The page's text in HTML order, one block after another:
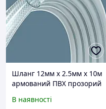
Шланг 12мм х 2.5мм х 10м
армований ПВХ прозорий
В наявності